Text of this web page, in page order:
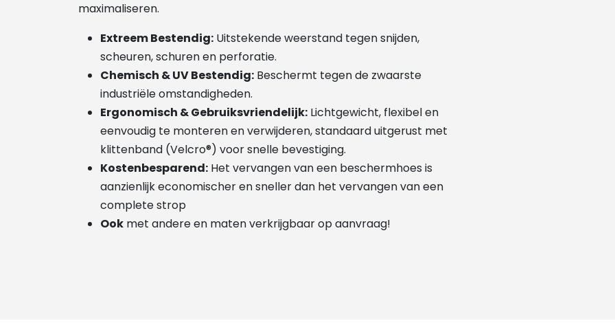
maximaliseren.
Extreem Bestendig: Uitstekende weerstand tegen snijden,
scheuren, schuren en perforatie.
Chemisch & UV Bestendig: Beschermt tegen de zwaarste
industriële omstandigheden.
Ergonomisch & Gebruiksvriendelijk: Lichtgewicht, flexibel en
eenvoudig te monteren en verwijderen, standaard uitgerust met
klittenband (Velcro®) voor snelle bevestiging.
Kostenbesparend: Het vervangen van een beschermhoes is
aanzienlijk economischer en sneller dan het vervangen van een
complete strop
Ook met andere en maten verkrijgbaar op aanvraag!